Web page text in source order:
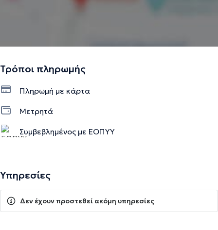
Τρόποι πληρωμής
Πληρωμή με κάρτα
Μετρητά
Συμβεβλημένος με ΕΟΠΥΥ
Υπηρεσίες
Δεν έχουν προστεθεί ακόμη υπηρεσίες